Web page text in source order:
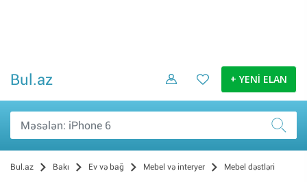
Bul.az + YENİ ELAN
Bul.az Bakı Ev və bağ Mebel və interyer Mebel dəstləri